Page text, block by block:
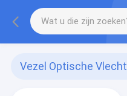
Vezel Optische Vlecht